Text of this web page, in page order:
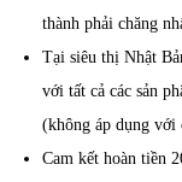
thành phải chăng
Tại siêu thị Nhật
với tất cả các sản
(không áp dụng với
Cam kết hoàn tiền